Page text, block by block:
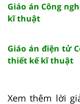
Giáo án Công
kĩ thuật
Giáo án điện tử
thiết kế kĩ thuật
Xem thêm lời